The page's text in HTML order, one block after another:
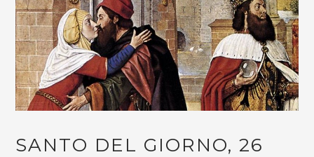
SANTO DEL GIORNO, 26